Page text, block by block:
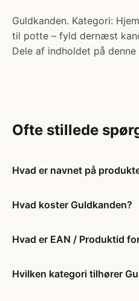
Guldkanden. Kategori:
til potte – fyld dernæst
Dele af indholdet på
Ofte stillede
Hvad er navnet på
Hvad koster Guldkanden?
Hvad er EAN / Produktid
Hvilken kategori tilhører